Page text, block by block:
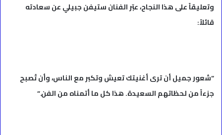
وتعليقاً على هذا النجاح، عبّر الفنان ستيفن جبيلي عن سعادته
قائلاً:
“شعور جميل أن ترى أغنيتك تعيش وتكبر مع الناس، وأن تُصبح
جزءاً من لحظاتهم السعيدة. هذا كل ما أتمناه من الفن.”